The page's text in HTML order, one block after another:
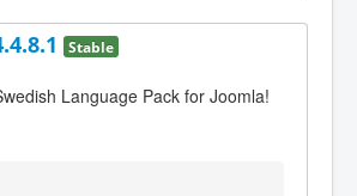
Stable
Language Pack for Joomla!